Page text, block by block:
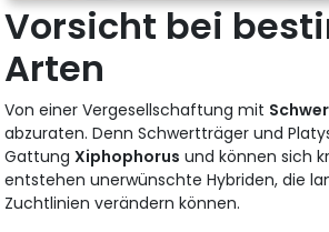
Vorsicht bei
Arten
Von einer Vergesellschaftung mit
abzuraten. Denn Schwertträger und
GattungXiphophorus und können sich
entstehen unerwünschte Hybriden, die
Zuchtlinien verändern können.